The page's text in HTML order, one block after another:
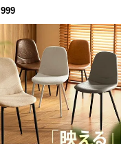
ソファベッド リクライニン